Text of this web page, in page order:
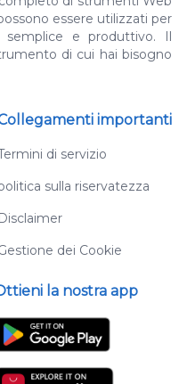
essere utilizzati per
e produttivo. Il
di cui hai bisogno
importanti
di servizio
sulla riservatezza
dei Cookie
la nostra app